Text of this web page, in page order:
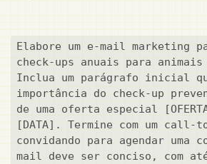
Elabore um e-mail marketing
check-ups anuais para animais
Inclua um parágrafo inicial
importância do check-up
de uma oferta especial
[DATA]. Termine com um call-
convidando para agendar uma
mail deve ser conciso, com